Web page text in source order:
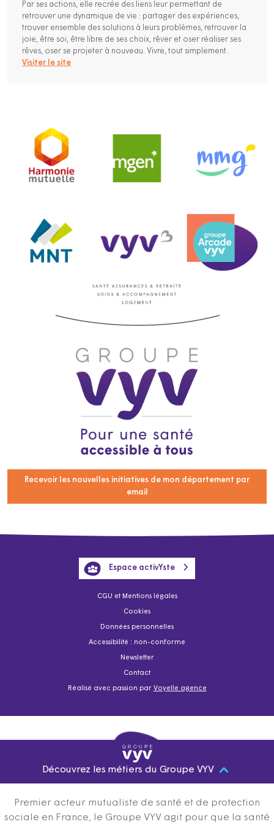
Par ses actions, elle recrée des liens leur permettant de
retrouver une dynamique de vie : partager des expériences,
trouver ensemble des solutions à leurs problèmes, retrouver la
joie, être soi, être libre de ses choix, rêver et oser réaliser ses
rêves, oser se projeter à nouveau. Vivre, tout simplement.
Visiter le site
Recevoir les nouvelles initiatives de mon département par
email
CGU et Mentions légales
Cookies
Données personnelles
Accessibilité : non-conforme
Newsletter
Contact
Réalisé avec passion par Voyelle agence
Espace activYste
Découvrez les métiers du Groupe VYV
Premier acteur mutualiste de santé et de protection
sociale en France, le Groupe VYV agit pour que la santé